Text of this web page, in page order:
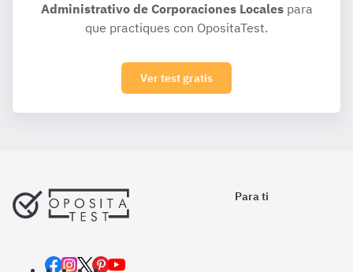
Administrativo de Corporaciones Localespara
que practiques con OpositaTest.
Ver test gratis
Para ti